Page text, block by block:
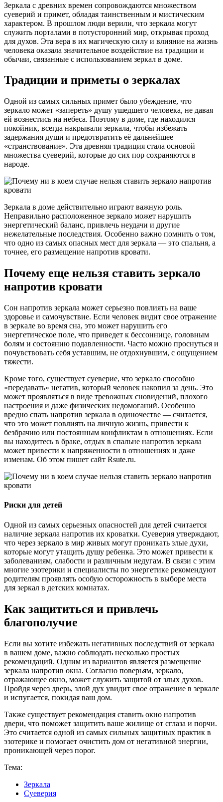
Зеркала с древних времен сопровождаются множеством
суеверий и примет, обладая таинственным и мистическим
характером. В прошлом люди верили, что зеркала могут
служить порталами в потусторонний мир, открывая проход
для духов. Эта вера в их магическую силу и влияние на жизнь
человека оказала значительное воздействие на традиции и
обычаи, связанные с использованием зеркал в доме.
Традиции и приметы о зеркалах
Одной из самых сильных примет было убеждение, что
зеркало может «запереть» душу ушедшего человека, не давая
ей вознестись на небеса. Поэтому в доме, где находился
покойник, всегда накрывали зеркала, чтобы избежать
задержания души и предотвратить её дальнейшее
«странствование». Эта древняя традиция стала основой
множества суеверий, которые до сих пор сохраняются в
народе.
Зеркала в доме действительно играют важную роль.
Неправильно расположенное зеркало может нарушить
энергетический баланс, привлечь неудачи и другие
нежелательные последствия. Особенно важно помнить о том,
что одно из самых опасных мест для зеркала — это спальня, а
точнее, его размещение напротив кровати.
Почему еще нельзя ставить зеркало
напротив кровати
Сон напротив зеркала может серьезно повлиять на ваше
здоровье и самочувствие. Если человек видит свое отражение
в зеркале во время сна, это может нарушить его
энергетическое поле, что приведет к бессоннице, головным
болям и состоянию подавленности. Часто можно проснуться и
почувствовать себя уставшим, не отдохнувшим, с ощущением
тяжести.
Кроме того, существует суеверие, что зеркало способно
«передавать» негатив, который человек накопил за день. Это
может проявляться в виде тревожных сновидений, плохого
настроения и даже физических недомоганий. Особенно
вредно спать напротив зеркала в одиночестве — считается,
что это может повлиять на личную жизнь, привести к
безбрачию или постоянным конфликтам в отношениях. Если
вы находитесь в браке, отдых в спальне напротив зеркала
может привести к напряженности в отношениях и даже
изменам. Об этом пишет сайт Rsute.ru.
Риски для детей
Одной из самых серьезных опасностей для детей считается
наличие зеркала напротив их кроватки. Суеверия утверждают,
что через зеркало в мир живых могут проникать злые духи,
которые могут утащить душу ребенка. Это может привести к
заболеваниям, слабости и различным недугам. В связи с этим
многие эзотерики и специалисты по энергетике рекомендуют
родителям проявлять особую осторожность в выборе места
для зеркал в детских комнатах.
Как защититься и привлечь
благополучие
Если вы хотите избежать негативных последствий от зеркала
в вашем доме, важно соблюдать несколько простых
рекомендаций. Одним из вариантов является размещение
зеркала напротив окна. Согласно поверьям, зеркало,
отражающее окно, может служить защитой от злых духов.
Пройдя через дверь, злой дух увидит свое отражение в зеркале
и испугается, покидая ваш дом.
Также существует рекомендация ставить окно напротив
двери, что поможет защитить ваше жилище от сглаза и порчи.
Это считается одной из самых сильных защитных практик в
эзотерике и помогает очистить дом от негативной энергии,
проникающей через порог.
Тема:
Зеркала
Суеверия